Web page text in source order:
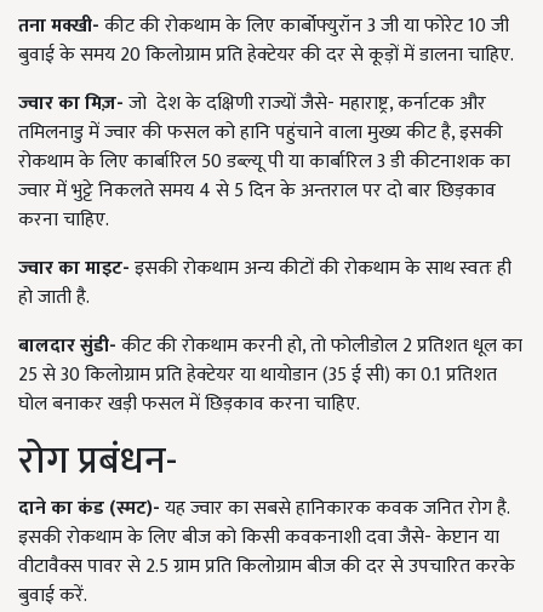
तना मक्खी-कीट की रोकथाम के लिए कार्बोफ्युरॉन 3 जी या फोरेट 10 जी
बुवाई के समय 20 किलोग्राम प्रति हेक्टेयर की दर से कूड़ों में डालना चाहिए.
ज्वार का मिज़-जो देश के दक्षिणी राज्यों जैसे- महाराष्ट्र, कर्नाटक और
तमिलनाडु में ज्वार की फसल को हानि पहुंचाने वाला मुख्य कीट है, इसकी
रोकथाम के लिए कार्बारिल 50 डब्ल्यू पी या कार्बारिल 3 डी कीटनाशक का
ज्वार में भुट्टे निकलते समय 4 से 5 दिन के अन्तराल पर दो बार छिड़काव
करना चाहिए.
ज्वार का माइट-इसकी रोकथाम अन्य कीटों की रोकथाम के साथ स्वतः ही
हो जाती है.
बालदार सुंडी-कीट की रोकथाम करनी हो, तो फोलीडोल 2 प्रतिशत धूल का
25 से 30 किलोग्राम प्रति हेक्टेयर या थायोडान (35 ई सी) का 0.1 प्रतिशत
घोल बनाकर खड़ी फसल में छिड़काव करना चाहिए.
रोग प्रबंधन-
दाने का कंड (स्मट)-यह ज्वार का सबसे हानिकारक कवक जनित रोग है.
इसकी रोकथाम के लिए बीज को किसी कवकनाशी दवा जैसे- केप्टान या
वीटावैक्स पावर से 2.5 ग्राम प्रति किलोग्राम बीज की दर से उपचारित करके
बुवाई करें.